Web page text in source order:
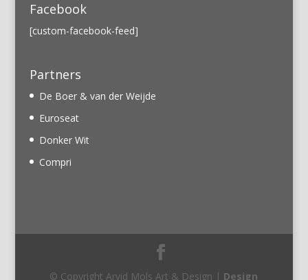
Facebook
[custom-facebook-feed]
Partners
De Boer & van der Weijde
Euroseat
Donker Wit
Compri
© Copyright Arvid Mols Art & Design | Design